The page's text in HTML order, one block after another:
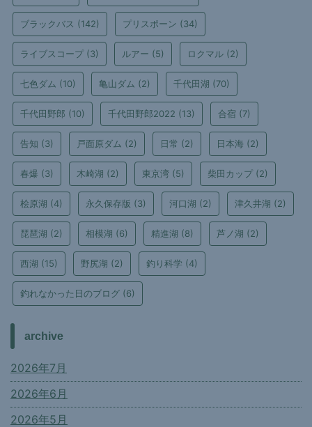
ブラックバス (142) プリスポーン (34)
ライブスコープ (3) ルアー (5) ロクマル (2)
七色ダム (10) 亀山ダム (2) 千代田湖 (70)
千代田野郎 (10) 千代田野郎2022 (13) 合宿 (7)
告知 (3) 戸面原ダム (2) 日常 (2) 日本海 (2)
春爆 (3) 木崎湖 (2) 東京湾 (5) 柴田カップ (2)
桧原湖 (4) 永久保存版 (3) 河口湖 (2) 津久井湖 (2)
琵琶湖 (2) 相模湖 (6) 精進湖 (8) 芦ノ湖 (2)
西湖 (15) 野尻湖 (2) 釣り科学 (4)
釣れなかった日のブログ (6)
archive
2026年7月
2026年6月
2026年5月